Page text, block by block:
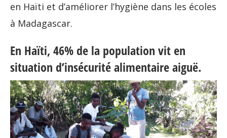
en Haïti et d’améliorer l’hygiène dans les écoles
à Madagascar.
En Haïti, 46% de la population vit en
situation d’insécurité alimentaire aiguë.